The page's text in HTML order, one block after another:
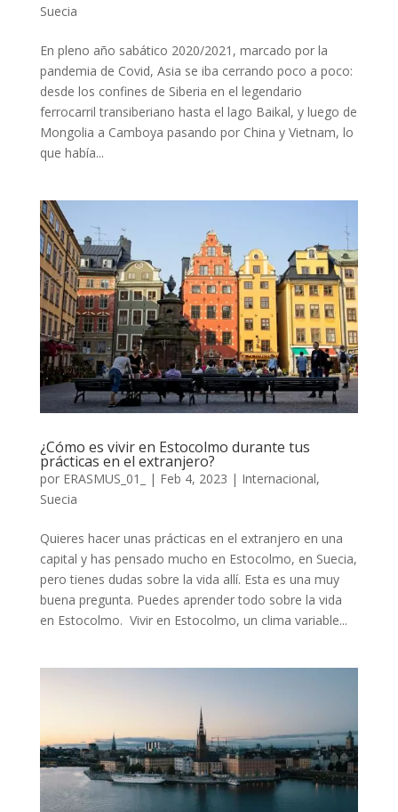
Suecia
En pleno año sabático 2020/2021, marcado por la
pandemia de Covid, Asia se iba cerrando poco a poco:
desde los confines de Siberia en el legendario
ferrocarril transiberiano hasta el lago Baikal, y luego de
Mongolia a Camboya pasando por China y Vietnam, lo
que había...
¿Cómo es vivir en Estocolmo durante tus
prácticas en el extranjero?
por ERASMUS_01_ | Feb 4, 2023 | Internacional,
Suecia
Quieres hacer unas prácticas en el extranjero en una
capital y has pensado mucho en Estocolmo, en Suecia,
pero tienes dudas sobre la vida allí. Esta es una muy
buena pregunta. Puedes aprender todo sobre la vida
en Estocolmo. Vivir en Estocolmo, un clima variable...